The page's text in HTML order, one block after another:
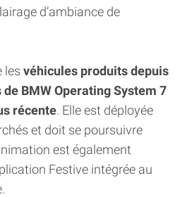
d’ambiance de
les véhicules produits depuis
BMW Operating System 7
récente. Elle est déployée
et doit se poursuivre
est également
Festive intégrée au